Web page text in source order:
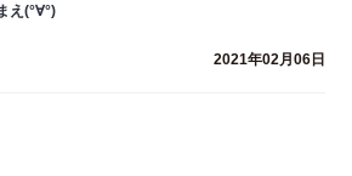
え(°∀°)
2021年02月06日